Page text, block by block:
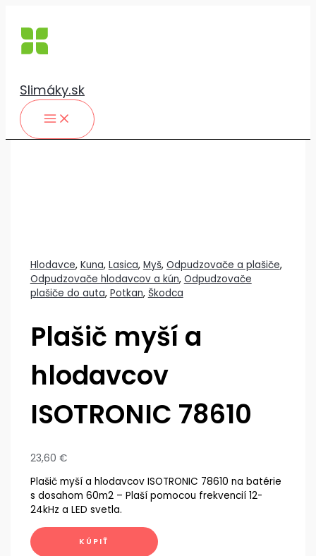
obsah
Slimáky.sk
Hlodavce, Kuna, Lasica, Myš, Odpudzovače a plašiče,
Odpudzovače hlodavcov a kún, Odpudzovače
plašiče do auta, Potkan, Škodca
Plašič myší a
hlodavcov
ISOTRONIC 78610
23,60 €
Plašič myší a hlodavcov ISOTRONIC 78610 na batérie
s dosahom 60m2 – Plaší pomocou frekvencií 12-
24kHz a LED svetla.
KÚPIŤ